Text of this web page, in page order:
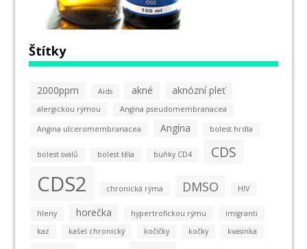
Štítky
2000ppm Aids akné aknózní pleť
alergickou rýmou Angina pseudomembranacea
Angina ulceromembranacea Angína bolest hrdla
bolest svalů bolest těla buňky CD4 CDS
CDS2 chronická rýma DMSO HIV
hleny horečka hypertrofickou rýmu
imigranti
kaz
kašel chronický kočičky kočky kvasinka